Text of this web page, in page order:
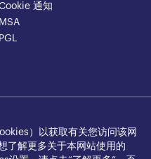
通知
MSA
PGL
）以获取有关您访问该网
了解更多关于本网站使用的